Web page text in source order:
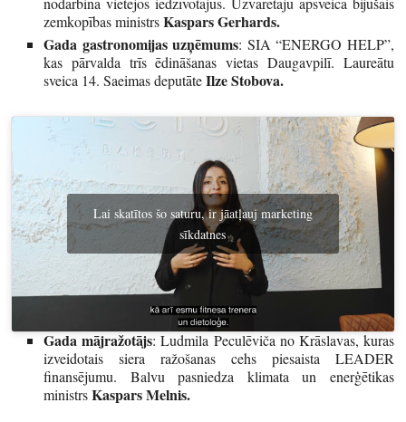
zemkopības ministrsKaspars Gerhards.
Gada gastronomijas uzņēmums: SIA “ENERGO HELP”,
kas pārvalda trīs ēdināšanas vietas Daugavpilī. Laureātu
sveica 14. Saeimas deputāteIlze Stobova.
Lai skatītos šo saturu, ir jāatļauj marketing
sīkdatnes
Gada mājražotājs: Ludmila Peculēviča no Krāslavas, kuras
izveidotais siera ražošanas cehs piesaista LEADER
finansējumu. Balvu pasniedza klimata un enerģētikas
ministrsKaspars Melnis.